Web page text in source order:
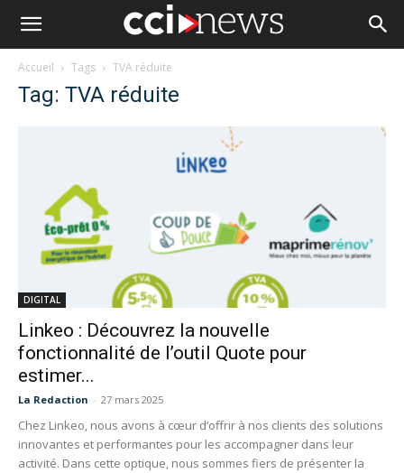
Accueil Tags TVA réduite
Tag: TVA réduite
DIGITAL
Linkeo : Découvrez la nouvelle
fonctionnalité de l’outil Quote pour
estimer...
La Redaction - 27 mars 2025
Chez Linkeo, nous avons à cœur d’offrir à nos clients des solutions
innovantes et performantes pour les accompagner dans leur
activité. Dans cette optique, nous sommes fiers de présenter la